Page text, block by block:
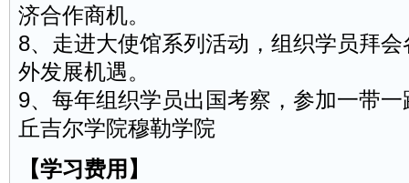
济合作商机。
8、走进大使馆系列活动，组织学员拜
外发展机遇。
9、每年组织学员出国考察，参加一带
丘吉尔学院穆勒学院
【学习费用】